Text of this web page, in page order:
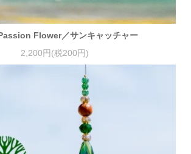
Flower／サンキャッチャー
2,200円(税200円)